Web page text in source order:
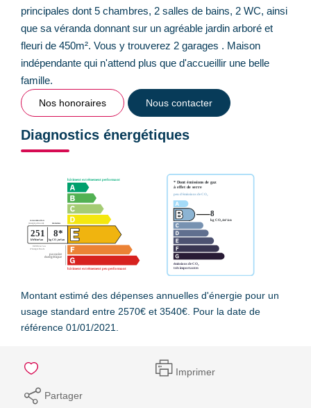
principales dont 5 chambres, 2 salles de bains, 2 WC, ainsi
que sa véranda donnant sur un agréable jardin arboré et
fleuri de 450m². Vous y trouverez 2 garages . Maison
indépendante qui n'attend plus que d'accueillir une belle
famille.
Nos honoraires Nous contacter
Diagnostics énergétiques
Montant estimé des dépenses annuelles d'énergie pour un
usage standard entre 2570€ et 3540€. Pour la date de
référence 01/01/2021.
Imprimer
Partager